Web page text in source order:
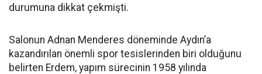
durumuna dikkat çekmişti.
Salonun Adnan Menderes döneminde Aydın’a
kazandırılan önemli spor tesislerinden biri olduğunu
belirten Erdem, yapım sürecinin 1958 yılında